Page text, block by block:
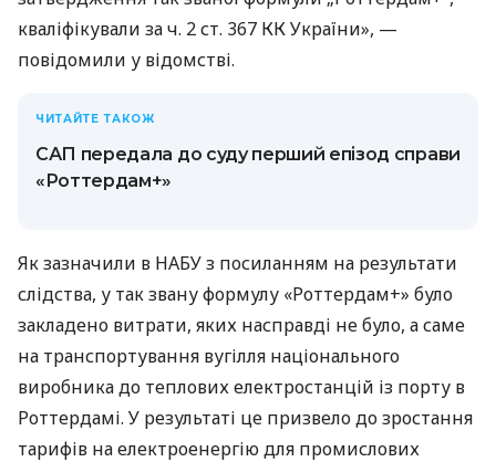
кваліфікували за ч. 2 ст. 367 КК України», —
повідомили у відомстві.
ЧИТАЙТЕ ТАКОЖ
САП передала до суду перший епізод справи
«Роттердам+»
Як зазначили в НАБУ з посиланням на результати
слідства, у так звану формулу «Роттердам+» було
закладено витрати, яких насправді не було, а саме
на транспортування вугілля національного
виробника до теплових електростанцій із порту в
Роттердамі. У результаті це призвело до зростання
тарифів на електроенергію для промислових